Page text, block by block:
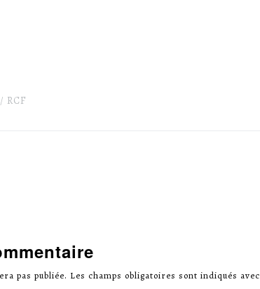
RCF
pas publiée. Les champs obligatoires sont indiqués avec